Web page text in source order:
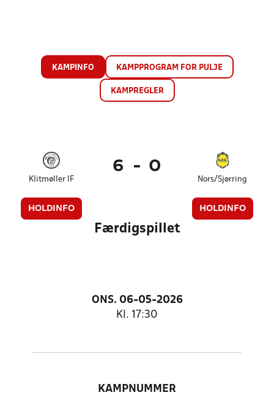
KAMPINFO KAMPPROGRAM FOR PULJE
KAMPREGLER
Klitmøller IF
HOLDINFO
6 - 0
Nors/Sjørring
HOLDINFO
Færdigspillet
ONS. 06-05-2026
Kl. 17:30
KAMPNUMMER